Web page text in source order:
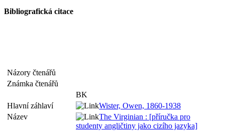
Bibliografická citace
Názory čtenářů
Známka čtenářů
BK
Hlavní záhlaví
Wister, Owen, 1860-1938
Název
The Virginian : [příručka pro
studenty angličtiny jako cizího jazyka]